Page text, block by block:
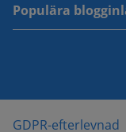
Populära
GDPR-efterlevnad